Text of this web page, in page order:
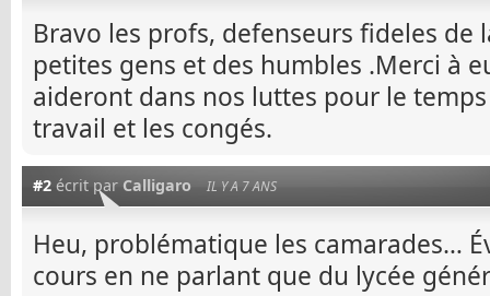
Bravo les profs, defenseurs fideles de
petites gens et des humbles .Merci à
aideront dans nos luttes pour le
travail et les congés.
#2 écrit par Calligaro IL Y A 7 ANS
Heu, problématique les camarades…
cours en ne parlant que du lycée